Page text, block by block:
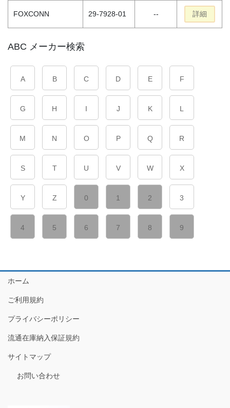
FOXCONN 29-7928-01 -- 詳細
ABC メーカー検索
A B C D E F
G H I J K L
M N O P Q R
S T U V W X
Y Z 0 1 2 3
4 5 6 7 8 9
ホーム
ご利用規約
プライバシーポリシー
流通在庫納入保証規約
サイトマップ
お問い合わせ